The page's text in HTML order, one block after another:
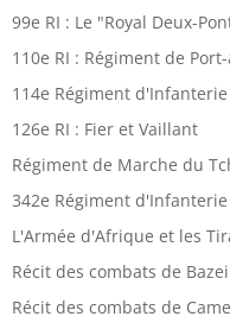
99e RI : Le "Royal Deux-
110e RI : Régiment de
114e Régiment d'Infanterie
126e RI : Fier et Vaillant
Régiment de Marche du
342e Régiment d'Infanterie
L'Armée d'Afrique et les
Récit des combats de
Récit des combats de